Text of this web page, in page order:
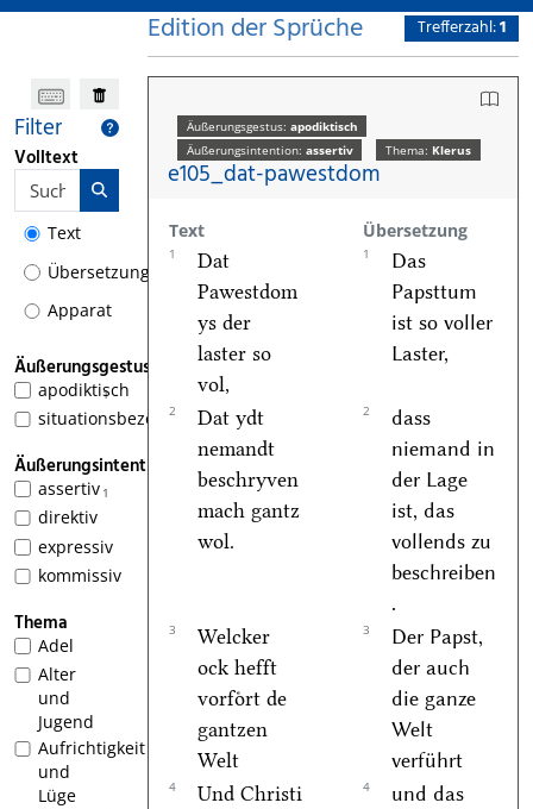
Filter
Volltext
Text
Übersetzung
Apparat
Äußerungsgestus
1
apodiktisch
situationsbezogen
Äußerungsintention
1
assertiv
direktiv
expressiv
kommissiv
Thema
Adel
Alter
und
Jugend
Aufrichtigkeit
und
Lüge
Edition der Sprüche Trefferzahl:1
Äußerungsgestus: apodiktisch
Äußerungsintention: assertiv Thema: Klerus
e105_dat-pawestdom
Text Übersetzung
1
Dat
Pawestdom
ys der
laster so
vol,
1
Das
Papsttum
ist so voller
Laster,
2
Dat ydt
nemandt
beschryven
mach gantz
wol.
2
dass
niemand in
der Lage
ist, das
vollends zu
beschreiben
.
3
Welcker
ock hefft
vorfoͤrt de
gantzen
Welt
3
Der Papst,
der auch
die ganze
Welt
verführt
4
Und Christi
4
und das